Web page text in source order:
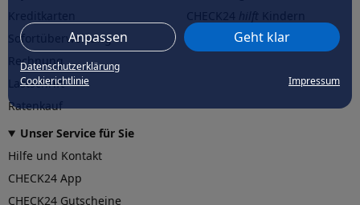
Anpassen Geht klar
Datenschutzerklärung
Cookierichtlinie
Impressum
Sofortüberweisung
Rechnung
Lastschrift
Ratenkauf
CHECK24hilftder Natur
Unser Service für Sie
Hilfe und Kontakt
CHECK24 App
CHECK24 Gutscheine